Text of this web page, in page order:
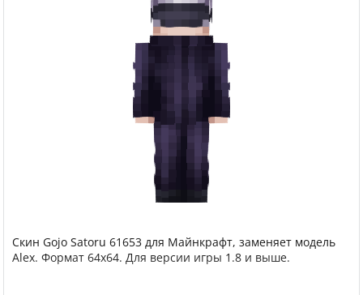
Скин Gojo Satoru 61653 для Майнкрафт, заменяет модель
Alex. Формат 64x64. Для версии игры 1.8 и выше.